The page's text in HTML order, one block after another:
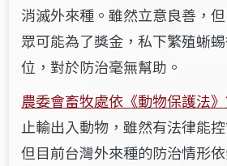
消滅外來種。雖然立意良善，
眾可能為了獎金，私下繁殖蜥
位，對於防治毫無幫助。
農委會畜牧處依《動物保護法
止輸出入動物，雖然有法律能
但目前台灣外來種的防治情形